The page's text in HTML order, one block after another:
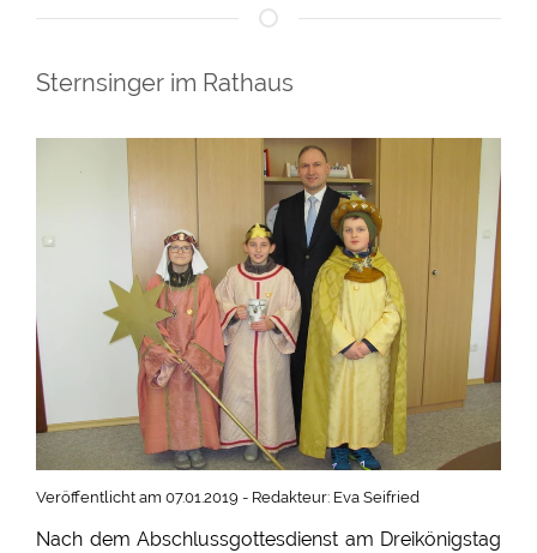
Sternsinger im Rathaus
Veröffentlicht am 07.01.2019 - Redakteur: Eva Seifried
Nach dem Abschlussgottesdienst am Dreikönigstag